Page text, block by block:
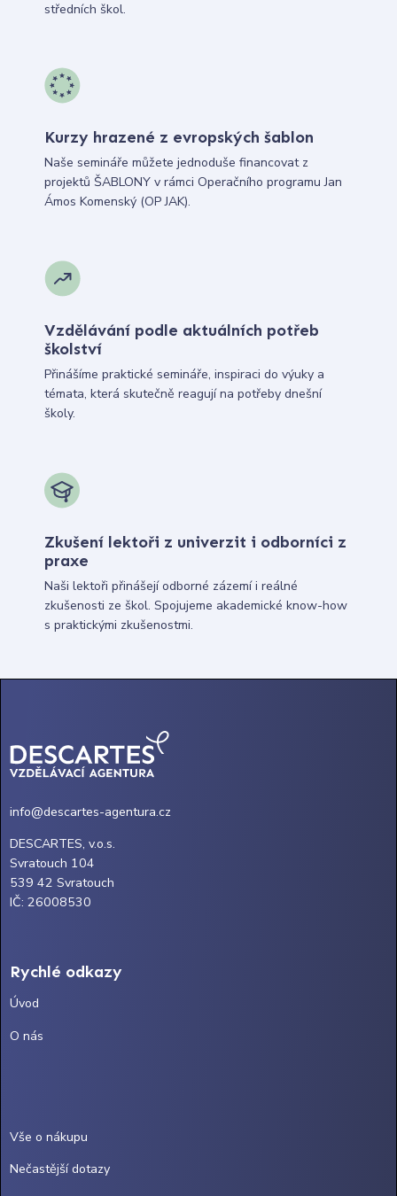
středních škol.
Kurzy hrazené z evropských šablon
Naše semináře můžete jednoduše financovat z
projektů ŠABLONY v rámci Operačního programu Jan
Ámos Komenský (OP JAK).
Vzdělávání podle aktuálních potřeb
školství
Přinášíme praktické semináře, inspiraci do výuky a
témata, která skutečně reagují na potřeby dnešní
školy.
Zkušení lektoři z univerzit i odborníci z
praxe
Naši lektoři přinášejí odborné zázemí i reálné
zkušenosti ze škol. Spojujeme akademické know-how
s praktickými zkušenostmi.
info@descartes-agentura.cz
DESCARTES, v.o.s.
Svratouch 104
539 42 Svratouch
IČ: 26008530
Rychlé odkazy
Úvod
O nás
Vše o nákupu
Nečastější dotazy